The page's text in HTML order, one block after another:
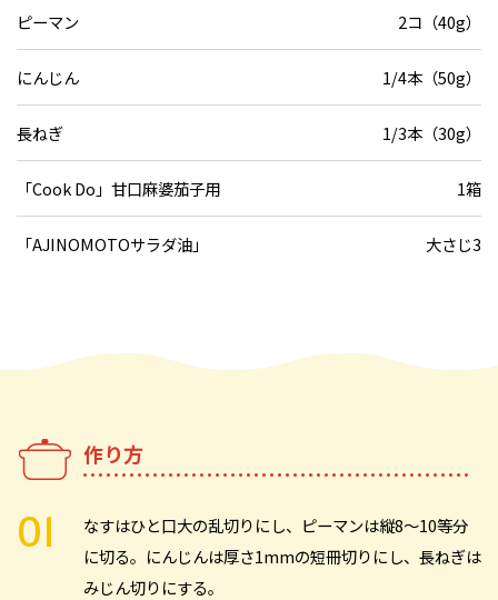
ピーマン 2コ（40g）
にんじん 1/4本（50g）
長ねぎ 1/3本（30g）
「Cook Do」甘口麻婆茄子用 1箱
「AJINOMOTOサラダ油」 大さじ3
作り方
なすはひと口大の乱切りにし、ピーマンは縦8～10等分
に切る。にんじんは厚さ1mmの短冊切りにし、長ねぎは
みじん切りにする。